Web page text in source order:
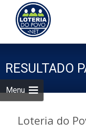
Menu
RESULTADO
Loteria do